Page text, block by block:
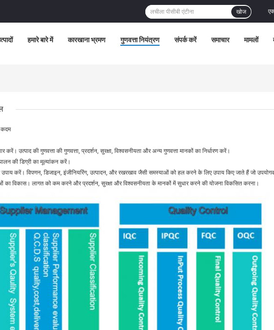
खोज
हमारे बारे में कारखाना भ्रमण गुणवत्ता नियंत्रण संपर्क करें समाचार मामलों
कदम
करें। उत्पाद की गुणवत्ता की गुणवत्ता, प्रदर्शन, सुरक्षा, विश्वसनीयता और अन्य गुणवत्ता मानकों का निर्धारण करें।
की डिग्री का मूल्यांकन करें।
उपाय करें। विपणन, डिजाइन, इंजीनियरिंग, उत्पादन, और रखरखाव जैसी समस्याओं को हल करने के लिए उपाय किए जाते हैं जो
का विकास। लागत को कम करने और प्रदर्शन, सुरक्षा और विश्वसनीयता के मानकों में सुधार करने की योजना विकसित करना।